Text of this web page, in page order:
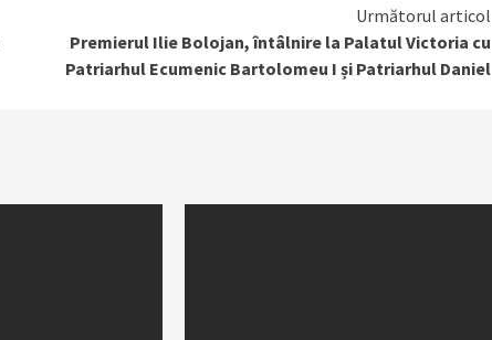
Următorul articol
Premierul Ilie Bolojan, întâlnire la Palatul Victoria cu
Patriarhul Ecumenic Bartolomeu I și Patriarhul Daniel